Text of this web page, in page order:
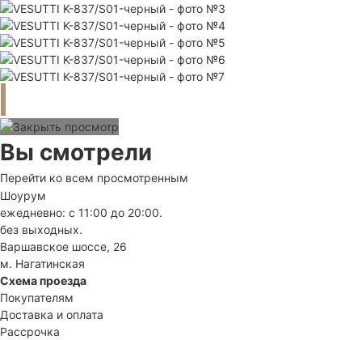
Вы смотрели
Перейти ко всем просмотренным
Шоурум
ежедневно: с 11:00 до 20:00.
без выходных.
Варшавское шоссе, 26
м. Нагатинская
Схема проезда
Покупателям
Доставка и оплата
Рассрочка